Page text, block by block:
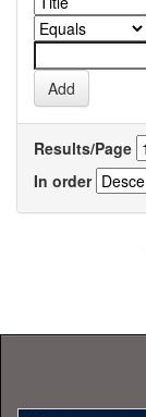
Results/Page
In order